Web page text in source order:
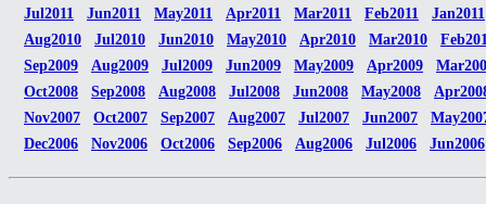
Jul2011
Jun2011 May2011 Apr2011 Mar2011 Feb2011
Jan2011
Aug2010
Jul2010 Jun2010 May2010 Apr2010 Mar2010
Sep2009
Aug2009 Jul2009 Jun2009 May2009 Apr2009
Oct2008
Sep2008 Aug2008 Jul2008 Jun2008 May2008
Nov2007
Oct2007 Sep2007 Aug2007 Jul2007 Jun2007
Dec2006
Nov2006 Oct2006 Sep2006 Aug2006 Jul2006 Jun2006